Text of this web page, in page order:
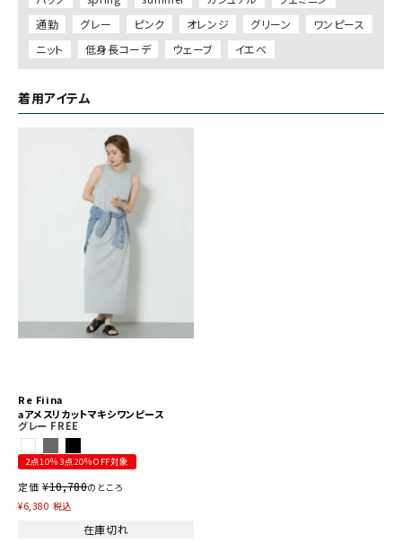
通勤
グレー ピンク オレンジ グリーン
ワンピース
ニット
低身長コーデ ウェーブ イエベ
着用アイテム
Re Fiina
aアメスリカットマキシワンピース
グレー FREE
2点10％3点20％OFF対象
定価 ¥10,780のところ
¥6,380 税込
在庫切れ